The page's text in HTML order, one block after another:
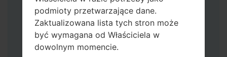
CSC_***: "Country & Region & Operator"
HOME_CSC_***: "Country & Region &
Operator"
Dodaj wszystkie pliki w Odin 3.
Jeśli chcesz wyczyścić pamięć flash użyj
podmioty przetwarzające dane.
Zaktualizowana lista tych stron może
być wymagana od Właściciela w
dowolnym momencie.